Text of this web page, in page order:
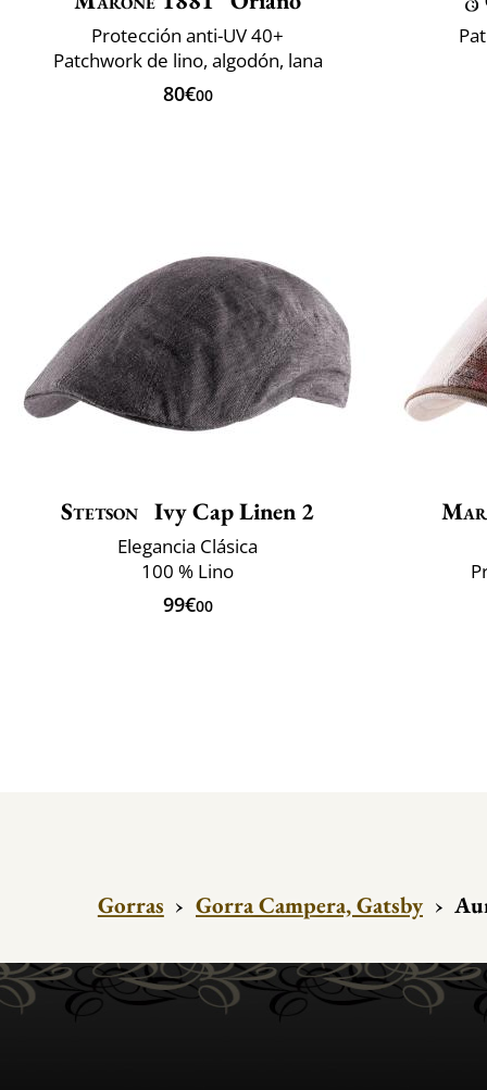
Protección anti-UV 40+
Patchwork de lino, algodón, lana
80€00
Stetson Ivy Cap Linen 2
Elegancia Clásica
100 % Lino
99€00
Gorras › Gorra Campera, Gatsby ›